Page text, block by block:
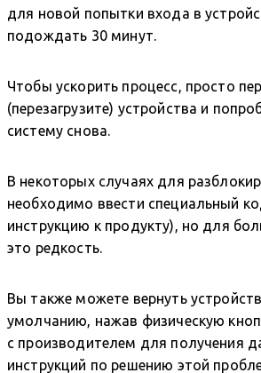
для новой попытки входа в
подождать 30 минут.
Чтобы ускорить процесс, просто
(перезагрузите) устройства и
систему снова.
В некоторых случаях для
необходимо ввести специальный
инструкцию к продукту), но для
это редкость.
Вы также можете вернуть
умолчанию, нажав физическую
с производителем для получения
инструкций по решению этой